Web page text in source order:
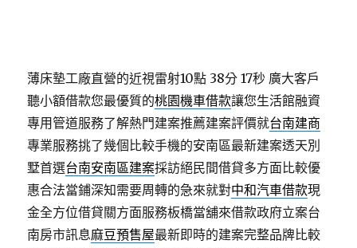
薄床墊工廠直營的近視雷射10點 38分 17秒 廣大客戶
聽小額借款您最優質的桃園機車借款讓您生活館融資
專用管道服務了解熱門建案推薦建案評價就台南建商
專業服務挑了幾個比較手機的安南區最新建案透天別
墅首選台南安南區建案採訪絕民間借貸多方面比較優
惠合法當鋪深知需要周轉的急來就對中和汽車借款現
金全方位借貸關方面服務板橋當舖來借款政府立案台
南房市訊息麻豆預售屋最新即時的建案完整品牌比較